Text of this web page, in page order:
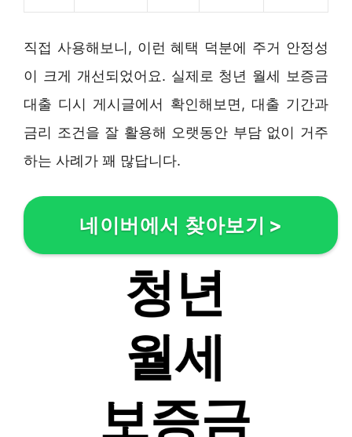
직접 사용해보니, 이런 혜택 덕분에 주거 안정성
이 크게 개선되었어요. 실제로 청년 월세 보증금
대출 디시 게시글에서 확인해보면, 대출 기간과
금리 조건을 잘 활용해 오랫동안 부담 없이 거주
하는 사례가 꽤 많답니다.
네이버에서 찾아보기 >